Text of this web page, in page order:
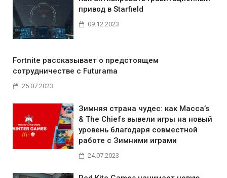
привод в Starfield
09.12.2023
Fortnite рассказывает о предстоящем
сотрудничестве с Futurama
25.07.2023
Зимняя страна чудес: как Macca’s
& The Chiefs вывели игры на новый
уровень благодаря совместной
работе с Зимними играми
24.07.2023